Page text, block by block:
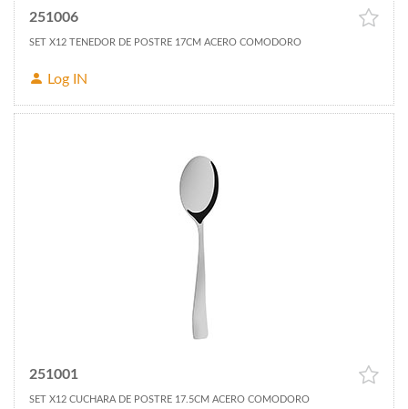
251006
SET X12 TENEDOR DE POSTRE 17CM ACERO COMODORO
Log IN
251001
SET X12 CUCHARA DE POSTRE 17.5CM ACERO COMODORO